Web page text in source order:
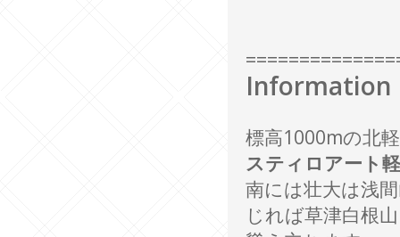
Information
標高1000mの北
スティロアート
南には壮大は浅
じれば草津白根